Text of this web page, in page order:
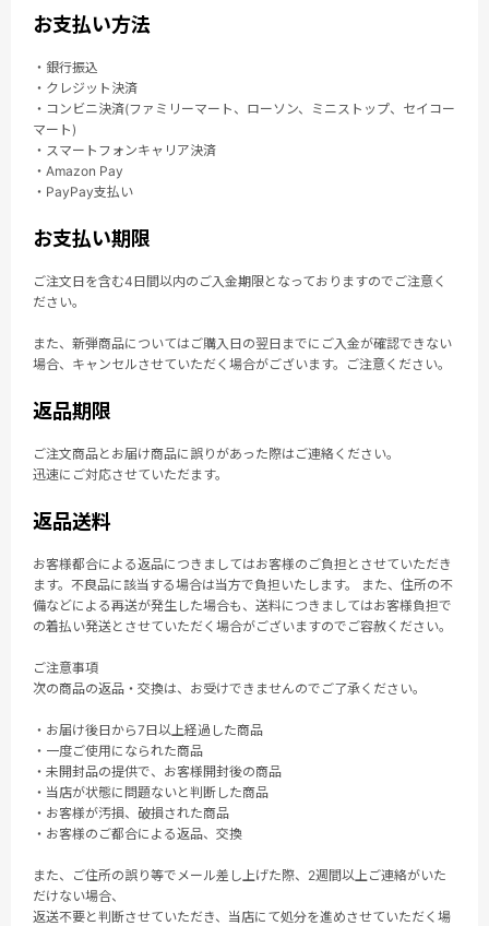
お支払い方法
・銀行振込
・クレジット決済
・コンビニ決済(ファミリーマート、ローソン、ミニストップ、セイコー
マート)
・スマートフォンキャリア決済
・Amazon Pay
・PayPay支払い
お支払い期限
ご注文日を含む4日間以内のご入金期限となっておりますのでご注意く
ださい。
また、新弾商品についてはご購入日の翌日までにご入金が確認できない
場合、キャンセルさせていただく場合がございます。ご注意ください。
返品期限
ご注文商品とお届け商品に誤りがあった際はご連絡ください。
迅速にご対応させていただます。
返品送料
お客様都合による返品につきましてはお客様のご負担とさせていただき
ます。不良品に該当する場合は当方で負担いたします。 また、住所の不
備などによる再送が発生した場合も、送料につきましてはお客様負担で
の着払い発送とさせていただく場合がございますのでご容赦ください。
ご注意事項
次の商品の返品・交換は、お受けできませんのでご了承ください。
・お届け後日から7日以上経過した商品
・一度ご使用になられた商品
・未開封品の提供で、お客様開封後の商品
・当店が状態に問題ないと判断した商品
・お客様が汚損、破損された商品
・お客様のご都合による返品、交換
また、ご住所の誤り等でメール差し上げた際、2週間以上ご連絡がいた
だけない場合、
返送不要と判断させていただき、当店にて処分を進めさせていただく場